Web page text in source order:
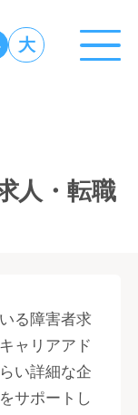
大
人・転職
る障害者求
ャリアアド
い詳細な企
サポートし